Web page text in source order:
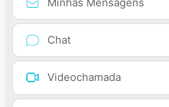
Chat
Videochamada